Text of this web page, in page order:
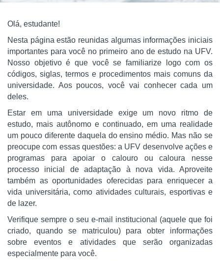
Olá, estudante!
Nesta página estão reunidas algumas informações iniciais
importantes para você no primeiro ano de estudo na UFV.
Nosso objetivo é que você se familiarize logo com os
códigos, siglas, termos e procedimentos mais comuns da
universidade. Aos poucos, você vai conhecer cada um
deles.
Estar em uma universidade exige um novo ritmo de
estudo, mais autônomo e continuado, em uma realidade
um pouco diferente daquela do ensino médio. Mas não se
preocupe com essas questões: a UFV desenvolve ações e
programas para apoiar o calouro ou caloura nesse
processo inicial de adaptação à nova vida. Aproveite
também as oportunidades oferecidas para enriquecer a
vida universitária, como atividades culturais, esportivas e
de lazer.
Verifique sempre o seu e-mail institucional (aquele que foi
criado, quando se matriculou) para obter informações
sobre eventos e atividades que serão organizadas
especialmente para você.